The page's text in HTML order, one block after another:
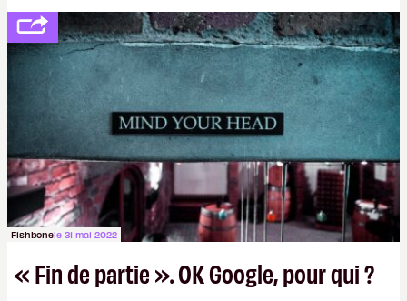
concerne le recours à des nœuds distants, pour ne
pas dire un réseau quantique multimédia interactif
(avec l’option Péritel). (
http://cpc.cx/AH432N4
Crédit photo : QuTech / Nature)
Fishbonele 31 mai 2022
« Fin de partie ». OK Google, pour qui ?